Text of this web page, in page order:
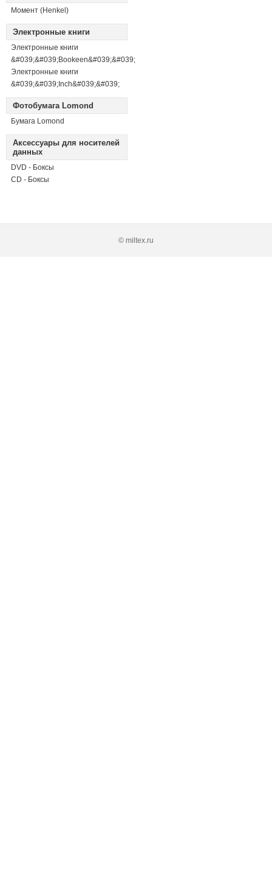
Момент (Henkel)
Электронные книги
Электронные книги
&#039;&#039;Bookeen&#039;&#039;
Электронные книги
&#039;&#039;Inch&#039;&#039;
Фотобумага Lomond
Бумага Lomond
Аксессуары для носителей
данных
DVD - Боксы
CD - Боксы
© miltex.ru